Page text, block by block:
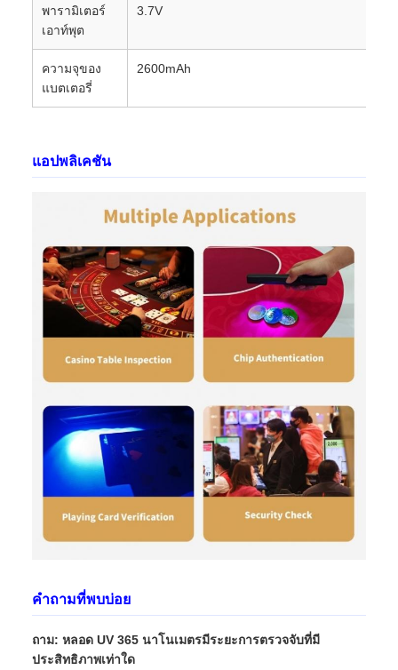
พารามิเตอร์
เอาท์พุต
3.7V
ความจุของ
แบตเตอรี่
2600mAh
แอปพลิเคชัน
คำถามที่พบบ่อย
ถาม: หลอด UV 365 นาโนเมตรมีระยะการตรวจจับที่มี
ประสิทธิภาพเท่าใด